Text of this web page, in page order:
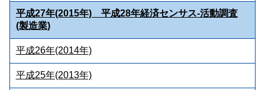
平成27年(2015年) 平成28年経済センサス‐活動調査
(製造業)
平成26年(2014年)
平成25年(2013年)